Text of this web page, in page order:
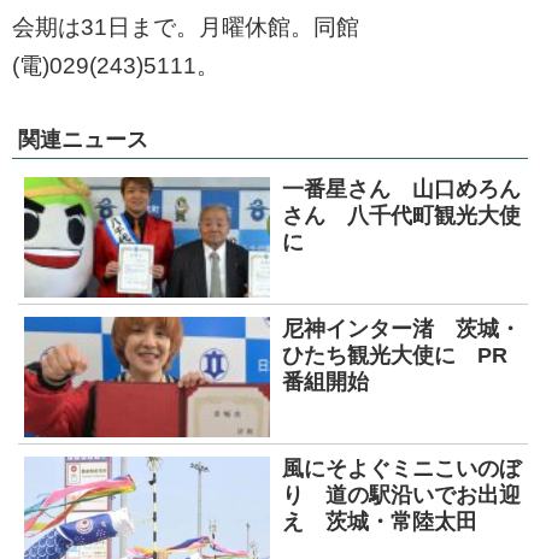
会期は31日まで。月曜休館。同館
(電)029(243)5111。
関連ニュース
一番星さん 山口めろん
さん 八千代町観光大使
に
尼神インター渚 茨城・
ひたち観光大使に PR
番組開始
風にそよぐミニこいのぼ
り 道の駅沿いでお出迎
え 茨城・常陸太田